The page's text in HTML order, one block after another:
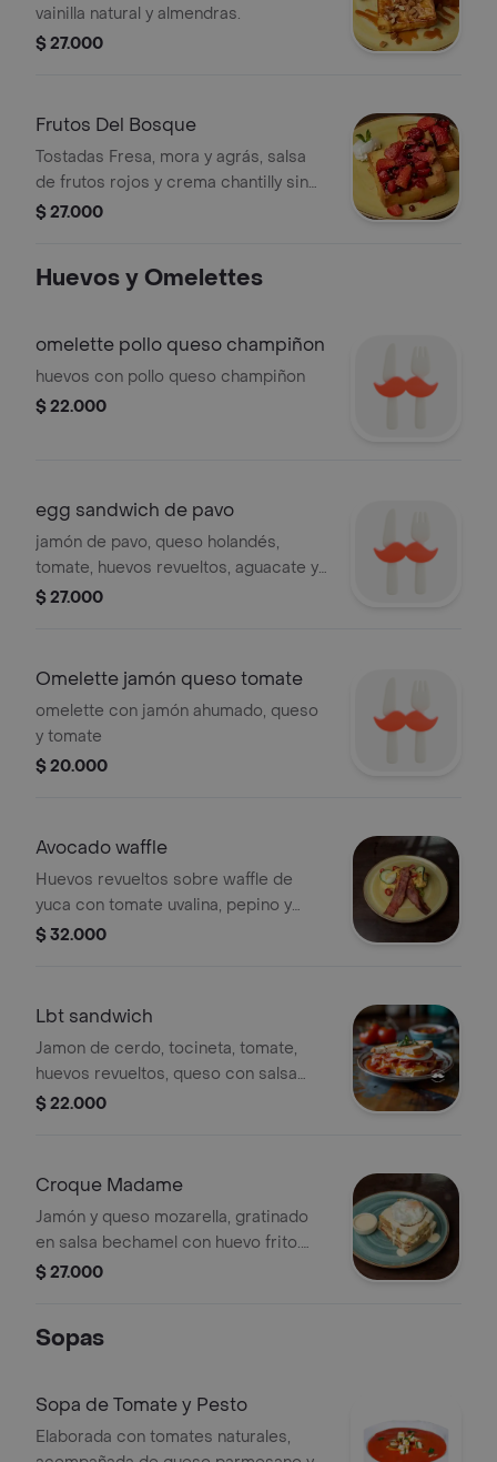
vainilla natural y almendras.
$ 27.000
Frutos Del Bosque
Tostadas Fresa, mora y agrás, salsa
de frutos rojos y crema chantilly sin
azúcar.
$ 27.000
Huevos y Omelettes
omelette pollo queso champiñon
huevos con pollo queso champiñon
$ 22.000
egg sandwich de pavo
jamón de pavo, queso holandés,
tomate, huevos revueltos, aguacate y
salsa cesar en pan brioche
$ 27.000
Omelette jamón queso tomate
omelette con jamón ahumado, queso
y tomate
$ 20.000
Avocado waffle
Huevos revueltos sobre waffle de
yuca con tomate uvalina, pepino y
tocineta
$ 32.000
Lbt sandwich
Jamon de cerdo, tocineta, tomate,
huevos revueltos, queso con salsa
tres quesos, en pan brioche
$ 22.000
Croque Madame
Jamón y queso mozarella, gratinado
en salsa bechamel con huevo frito.
escoge tu pan.
$ 27.000
Sopas
Sopa de Tomate y Pesto
Elaborada con tomates naturales,